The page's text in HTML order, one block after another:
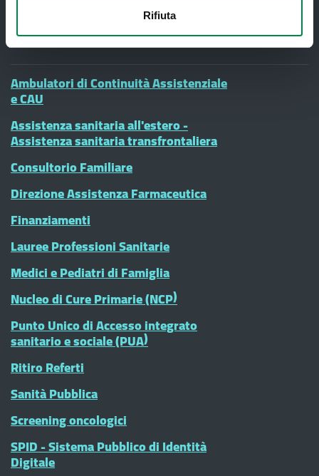
Rifiuta
Servizi al cittadino
Ambulatori di Continuità Assistenziale
e CAU
Assistenza sanitaria all'estero -
Assistenza sanitaria transfrontaliera
Consultorio Familiare
Direzione Assistenza Farmaceutica
Finanziamenti
Lauree Professioni Sanitarie
Medici e Pediatri di Famiglia
Nucleo di Cure Primarie (NCP)
Punto Unico di Accesso integrato
sanitario e sociale (PUA)
Ritiro Referti
Sanità Pubblica
Screening oncologici
SPID - Sistema Pubblico di Identità
Digitale